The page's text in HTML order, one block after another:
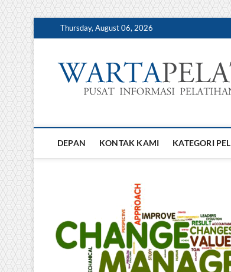
Skip
to
Thursday, August 06, 2026
DEPAN KONTAK KAMI KATEGORI